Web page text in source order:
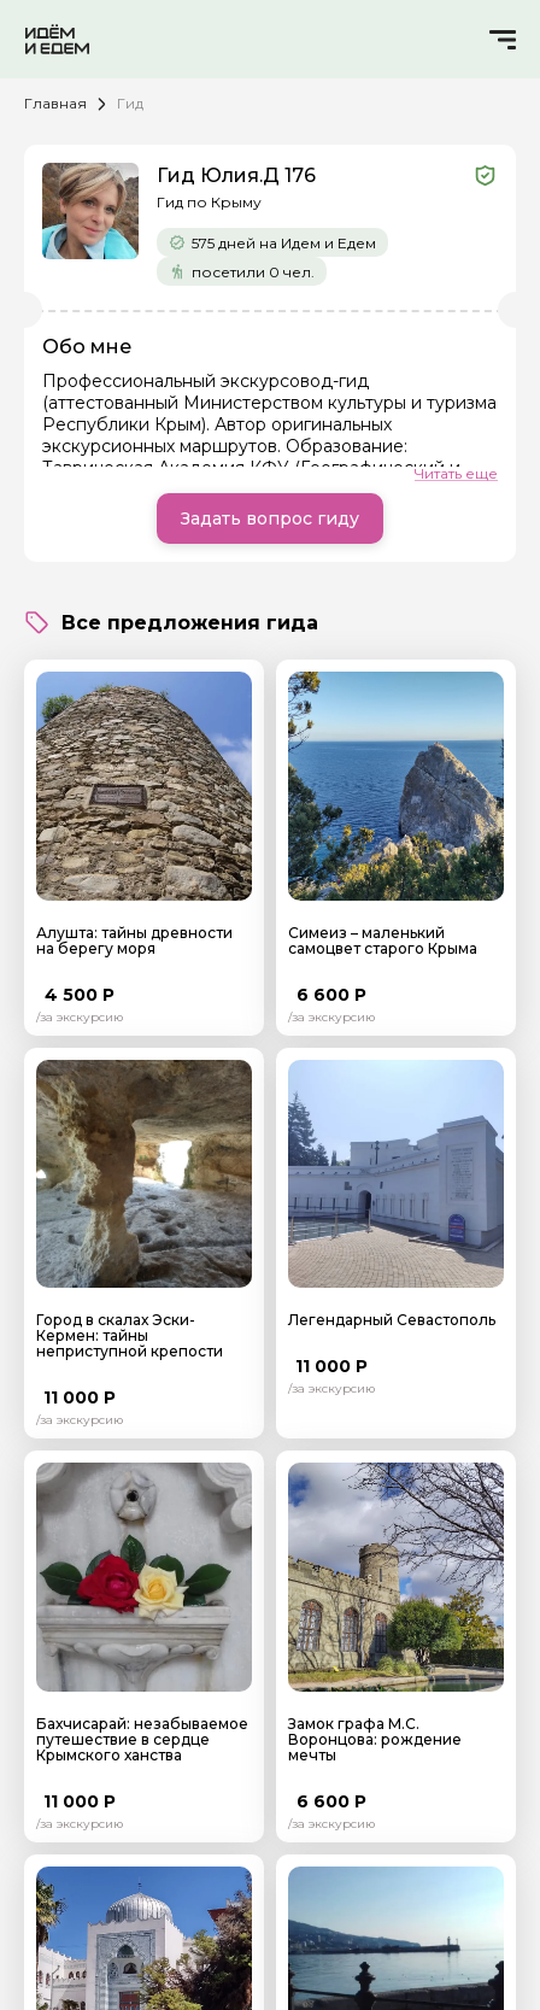
Главная Гид
Гид Юлия.Д 176
Гид по Крыму
575 дней на Идем и Едем
посетили 0 чел.
Обо мне
Профессиональный экскурсовод-гид
(аттестованный Министерством культуры и туризма
Республики Крым). Автор оригинальных
экскурсионных маршрутов. Образование:
Таврическая Академия КФУ (Географический и
исторический ф-ты). В туризме более 10-ти лет.
Историк, краевед. Провожу индивидуальные
экскурсии по Южному берегу Крыма, Севастополю
стороной в классических экскурсиях, но и влюбить
Читать еще
Задать вопрос гиду
Все предложения гида
Алушта: тайны древности
на берегу моря
4 500 Р
/за экскурсию
Симеиз – маленький
самоцвет старого Крыма
6 600 Р
/за экскурсию
Город в скалах Эски-
Кермен: тайны
неприступной крепости
11 000 Р
/за экскурсию
Легендарный Севастополь
11 000 Р
/за экскурсию
Бахчисарай: незабываемое
путешествие в сердце
Крымского ханства
11 000 Р
/за экскурсию
Замок графа М.С.
Воронцова: рождение
мечты
6 600 Р
/за экскурсию
Задайте свой вопрос гиду
Как вас зовут
Ваша электронная почта
Ваш номер телефона
Вопросы и комментарии
Если у вас есть интересующие вопросы, можете их
задать
Я даю своё согласие на обработку персональных
данных
Отправить